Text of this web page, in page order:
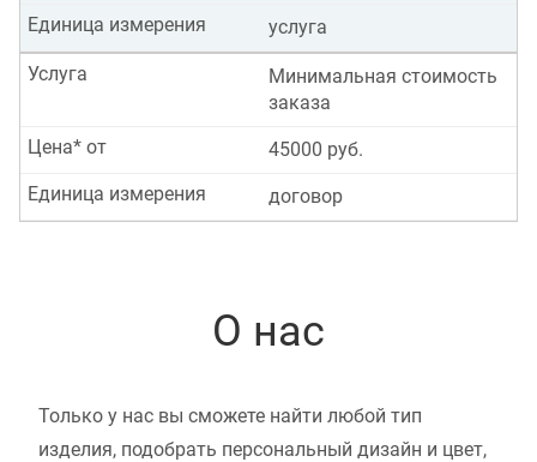
услуга
Единица измерения
Минимальная стоимость
заказа
Услуга
45000 руб.
Цена* от
договор
Единица измерения
О нас
Только у нас вы сможете найти любой тип
изделия, подобрать персональный дизайн и цвет,